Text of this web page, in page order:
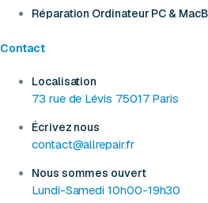
Réparation Ordinateur PC &
Contact
Localisation
73 rue de Lévis 75017 Paris
Écrivez nous
contact@allrepair.fr
Nous sommes ouvert
Lundi-Samedi 10h00-19h30